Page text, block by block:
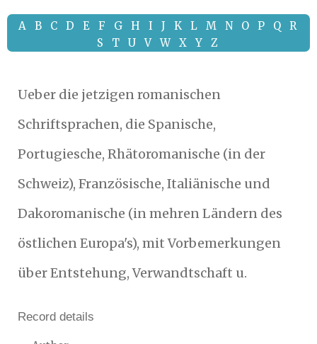
A B C D E F G H I J K L M N O P Q
R
S
T U V W X Y Z
Ueber die jetzigen romanischen
Schriftsprachen, die Spanische,
Portugiesche, Rhätoromanische (in der
Schweiz), Französische, Italiänische und
Dakoromanische (in mehren Ländern des
östlichen Europa's), mit Vorbemerkungen
über Entstehung, Verwandtschaft u.
Record details